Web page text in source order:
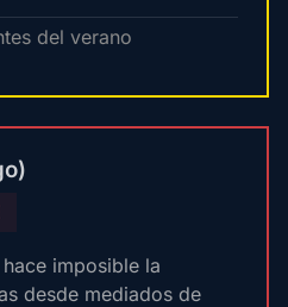
del verano
imposible la
desde mediados de